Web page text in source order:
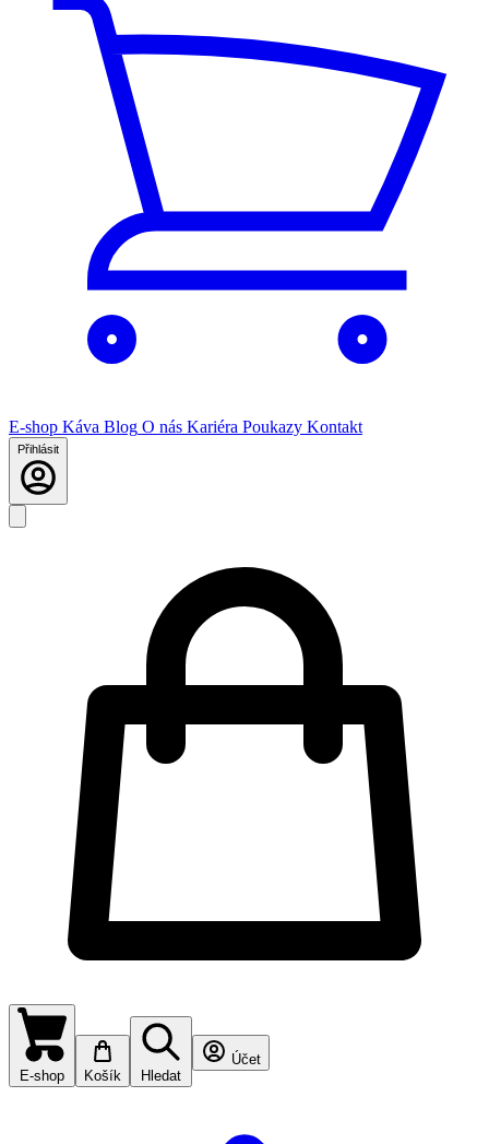
E-shop Káva Blog O nás Kariéra Poukazy Kontakt
Přihlásit
E-shop Košík Hledat
Účet